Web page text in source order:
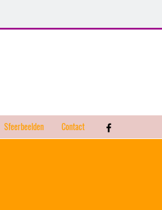
Sfeerbeelden Contact